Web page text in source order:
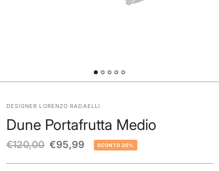
DESIGNER LORENZO RADAELLI
Dune Portafrutta Medio
€120,00 €95,99 SCONTO 20%